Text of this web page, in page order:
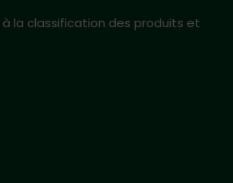
à la classification des produits et